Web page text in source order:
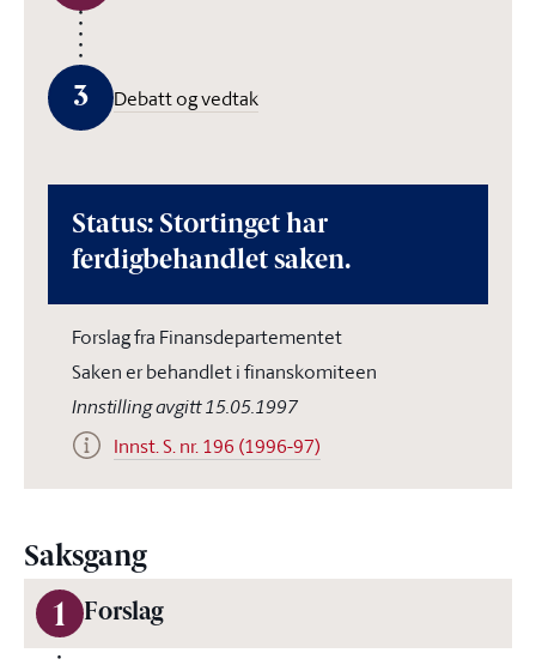
3 Debatt og vedtak
Status: Stortinget har
ferdigbehandlet saken.
Forslag fra Finansdepartementet
Saken er behandlet i finanskomiteen
Innstilling avgitt 15.05.1997
Innst. S. nr. 196 (1996-97)
Saksgang
1 Forslag